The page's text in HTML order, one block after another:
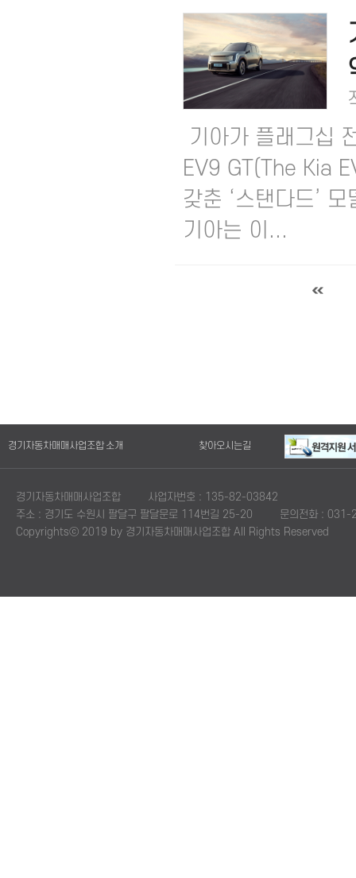
기아가 플래그십
EV9 GT(The Kia
갖춘 ‘스탠다드’
기아는 이...
경기자동차매매사업조합 소개 찾아오시는길
경기자동차매매사업조합
사업자번호 : 135-82-03842
주소 : 경기도 수원시 팔달구 팔달문로 114번길 25-20
문의전화 :
Copyrightsⓒ 2019 by 경기자동차매매사업조합 All Rights Reserved